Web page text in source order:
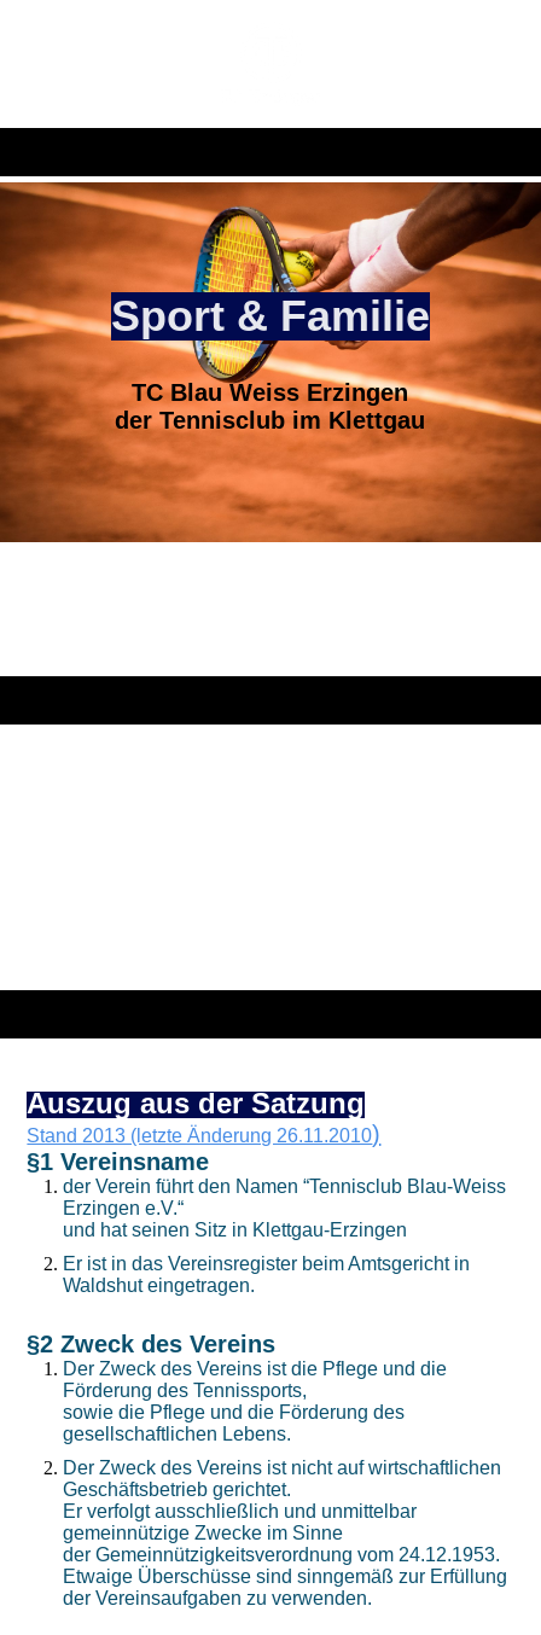
Sport & Familie
TC Blau Weiss Erzingen
der Tennisclub im Klettgau
Auszug aus der Satzung
Stand 2013 (letzte Änderung 26.11.2010)
§1 Vereinsname
der Verein führt den Namen “Tennisclub Blau-Weiss
Erzingen e.V.“
und hat seinen Sitz in Klettgau-Erzingen
Er ist in das Vereinsregister beim Amtsgericht in
Waldshut eingetragen.
§2 Zweck des Vereins
Der Zweck des Vereins ist die Pflege und die
Förderung des Tennissports,
sowie die Pflege und die Förderung des
gesellschaftlichen Lebens.
Der Zweck des Vereins ist nicht auf wirtschaftlichen
Geschäftsbetrieb gerichtet.
Er verfolgt ausschließlich und unmittelbar
gemeinnützige Zwecke im Sinne
der Gemeinnützigkeitsverordnung vom 24.12.1953.
Etwaige Überschüsse sind sinngemäß zur Erfüllung
der Vereinsaufgaben zu verwenden.